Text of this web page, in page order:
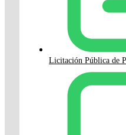
Licitación Pública de